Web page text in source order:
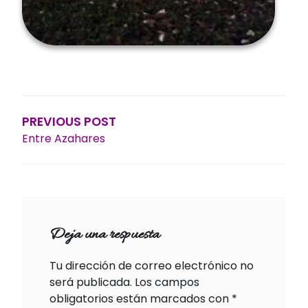
entradas
PREVIOUS POST
Entre Azahares
Deja una respuesta
Tu dirección de correo electrónico no
será publicada. Los campos
obligatorios están marcados con *